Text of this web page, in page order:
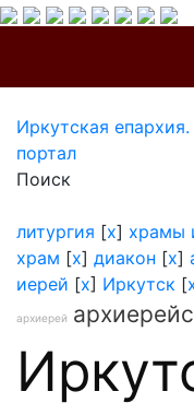
Иркутская
портал
Поиск
литургия [x] храмы
храм [x] диакон [x]
иерей [x] Иркутск [
архиерей